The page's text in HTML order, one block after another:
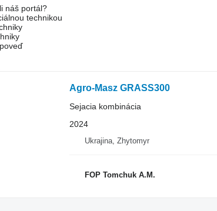
náš portál?
technikou
Agro-Masz GRASS300
Sejacia kombinácia
2024
Ukrajina, Zhytomyr
FOP Tomchuk A.M.